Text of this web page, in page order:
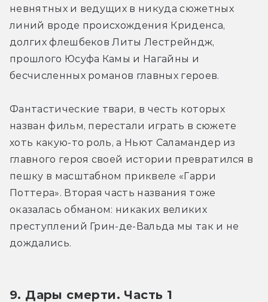
невнятных и ведущих в никуда сюжетных
линий вроде происхождения Криденса,
долгих флешбеков Литы Лестрейндж,
прошлого Юсуфа Камы и Нагайны и
бесчисленных романов главных героев.
Фантастические твари, в честь которых
назван фильм, перестали играть в сюжете
хоть какую-то роль, а Ньют Саламандер из
главного героя своей истории превратился в
пешку в масштабном приквеле «Гарри
Поттера». Вторая часть названия тоже
оказалась обманом: никаких великих
преступлений Грин-де-Вальда мы так и не
дождались.
9. Дары смерти. Часть 1